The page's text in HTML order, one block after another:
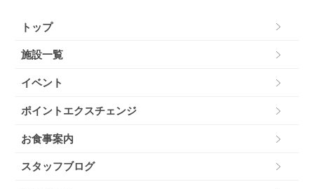
トップ
施設一覧
イベント
ポイントエクスチェンジ
お食事案内
スタッフブログ